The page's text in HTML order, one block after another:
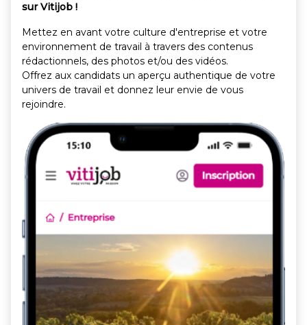
sur Vitijob !
Mettez en avant votre culture d'entreprise et votre
environnement de travail à travers des contenus
rédactionnels, des photos et/ou des vidéos.
Offrez aux candidats un aperçu authentique de votre
univers de travail et donnez leur envie de vous
rejoindre.